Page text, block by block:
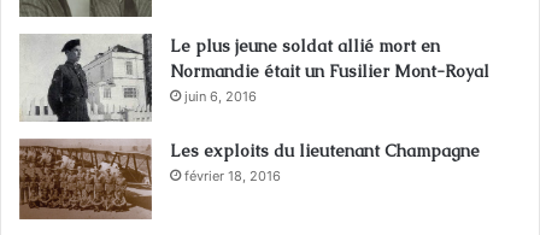
Le plus jeune soldat allié mort en
Normandie était un Fusilier Mont-Royal
juin 6, 2016
Les exploits du lieutenant Champagne
février 18, 2016